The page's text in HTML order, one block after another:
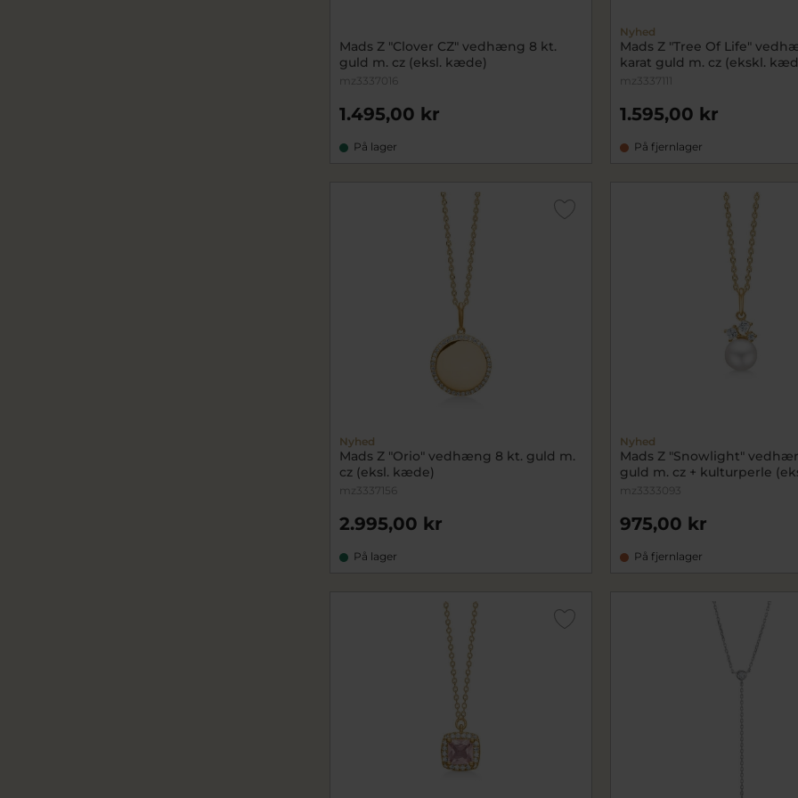
Mads Z "Clover CZ" vedhæng 8 kt.
guld m. cz (eksl. kæde)
mz3337016
1.495,00 kr
På lager
Nyhed
Mads Z "Tree Of Life"
karat guld m. cz (ekskl.
mz3337111
1.595,00 kr
På fjernlager
Nyhed
Mads Z "Orio" vedhæng 8 kt. guld m.
cz (eksl. kæde)
mz3337156
2.995,00 kr
På lager
Nyhed
Mads Z "Snowlight"
guld m. cz + kulturperle
mz3333093
975,00 kr
På fjernlager